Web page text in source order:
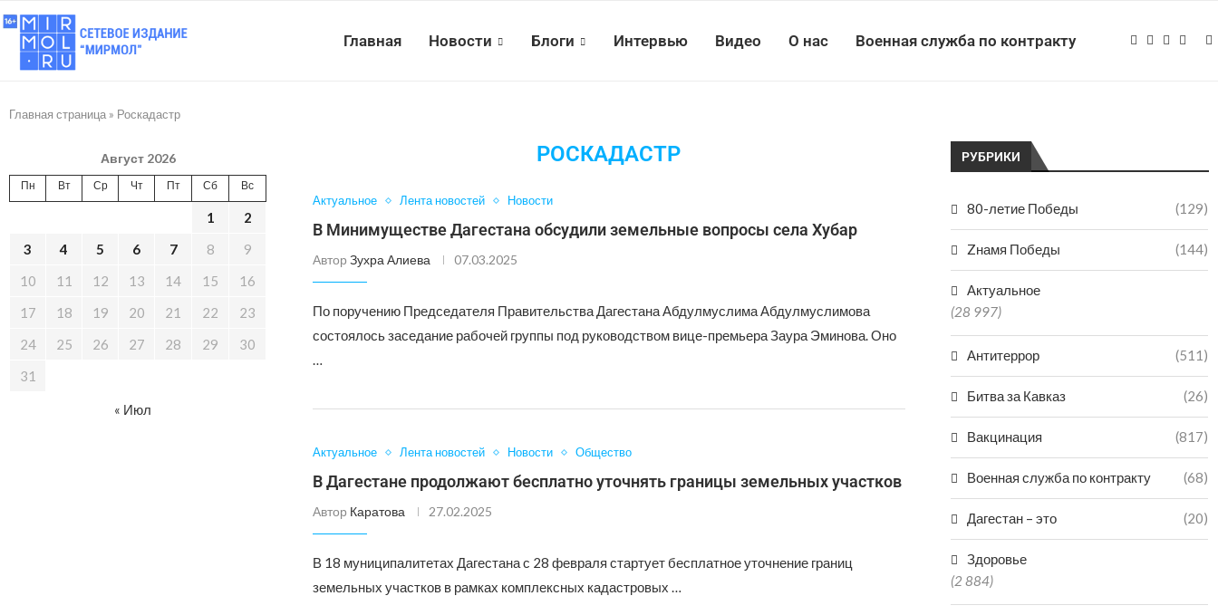
Главная Новости Блоги Интервью Видео О нас Военная служба по контракту
Главная страница » Роскадастр
РОСКАДАСТР
Актуальное Лента новостей Новости
В Минимуществе Дагестана обсудили земельные вопросы села Хубар
Автор Зухра Алиева 07.03.2025
По поручению Председателя Правительства Дагестана Абдулмуслима Абдулмуслимова
состоялось заседание рабочей группы под руководством вице-премьера Заура Эминова. Оно
…
Актуальное Лента новостей Новости Общество
В Дагестане продолжают бесплатно уточнять границы земельных участков
Автор Каратова 27.02.2025
В 18 муниципалитетах Дагестана с 28 февраля стартует бесплатное уточнение границ
земельных участков в рамках комплексных кадастровых …
РУБРИКИ
80-летие Победы (129)
Zнамя Победы (144)
Актуальное
(28 997)
Антитеррор (511)
Битва за Кавказ (26)
Вакцинация (817)
Военная служба по контракту (68)
Дагестан – это (20)
Здоровье
(2 884)
Август 2026
Пн Вт Ср Чт Пт Сб Вс
1
2
3
4 5 6 7 8
9
10
11 12 13 14 15
16
17
18 19 20 21 22
23
24
25 26 27 28 29
30
31
« Июл